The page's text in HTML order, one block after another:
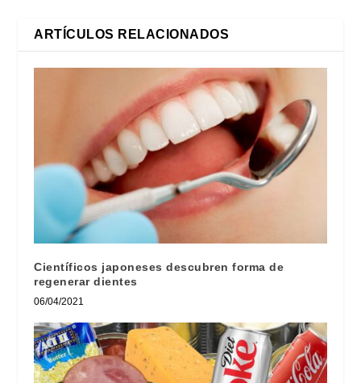
ARTÍCULOS RELACIONADOS
Científicos japoneses descubren forma de
regenerar dientes
06/04/2021